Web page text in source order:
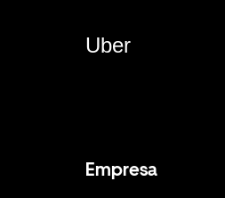
Uber
Empresa